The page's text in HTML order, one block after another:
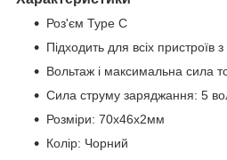
Роз'єм Type C
Підходить для всіх пристроїв
Вольтаж і максимальна сила
Сила струму заряджання: 5
Розміри: 70х46x2мм
Колір: Чорний